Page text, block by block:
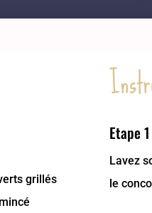
grillés
Etape 1
Lavez
le